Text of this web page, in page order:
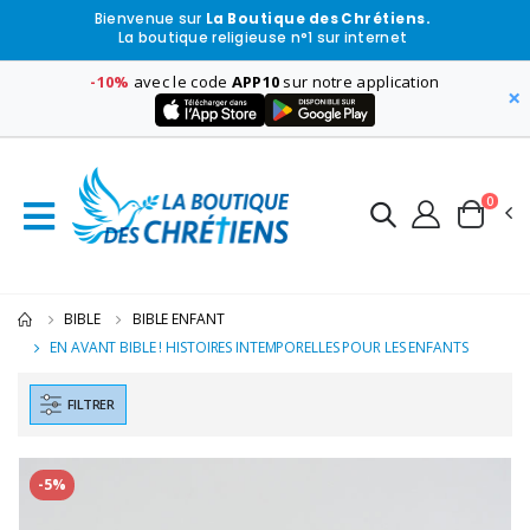
Bienvenue sur La Boutique des Chrétiens.
La boutique religieuse n°1 sur internet
-10% avec le code APP10 sur notre application
×
0
BIBLE
BIBLE ENFANT
EN AVANT BIBLE ! HISTOIRES INTEMPORELLES POUR LES ENFANTS
FILTRER
-5%